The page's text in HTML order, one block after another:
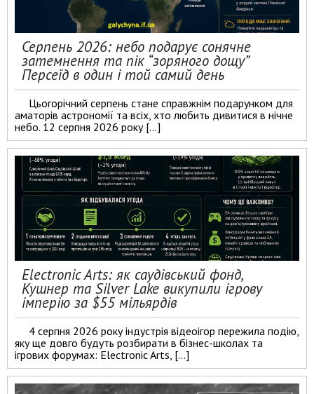
Серпень 2026: небо подарує сонячне
затемнення та пік “зоряного дощу”
Персеїд в один і той самий день
Цьогорічний серпень стане справжнім подарунком для
аматорів астрономії та всіх, хто любить дивитися в нічне
небо. 12 серпня 2026 року […]
Electronic Arts: як саудівський фонд,
Кушнер та Silver Lake викупили ігрову
імперію за $55 мільярдів
4 серпня 2026 року індустрія відеоігор пережила подію,
яку ще довго будуть розбирати в бізнес-школах та
ігрових форумах: Electronic Arts, […]